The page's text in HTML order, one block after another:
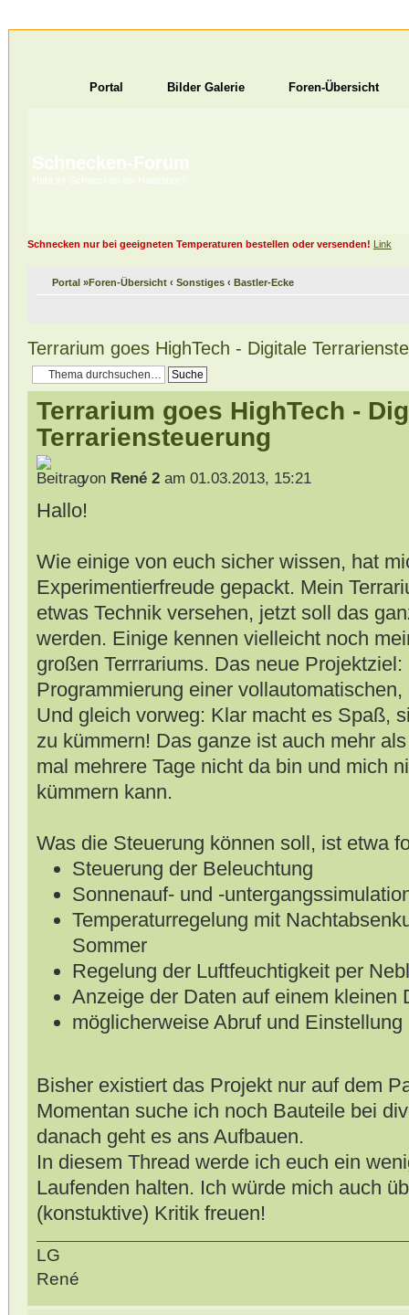
Portal Bilder Galerie Foren-Übersicht
Schnecken-Forum
Habt ihr Schnecken als Haustiere?
Schnecken nur bei geeigneten Temperaturen bestellen oder versenden! Link
Portal»Foren-Übersicht ‹ Sonstiges ‹ Bastler-Ecke
Terrarium goes HighTech - Digitale
Terrarium goes HighTech -
Terrariensteuerung
von René 2am 01.03.2013, 15:21
Hallo!
Wie einige von euch sicher wissen, hat
Experimentierfreude gepackt. Mein
etwas Technik versehen, jetzt soll das
werden. Einige kennen vielleicht noch
großen Terrrariums. Das neue
Programmierung einer
Und gleich vorweg: Klar macht es Spaß,
zu kümmern! Das ganze ist auch mehr
mal mehrere Tage nicht da bin und mich
kümmern kann.
Was die Steuerung können soll, ist etwa
Steuerung der Beleuchtung
Sonnenauf- und -
Temperaturregelung mit
Sommer
Regelung der Luftfeuchtigkeit per
Anzeige der Daten auf einem kleinen
möglicherweise Abruf und
Bisher existiert das Projekt nur auf dem
Momentan suche ich noch Bauteile bei
danach geht es ans Aufbauen.
In diesem Thread werde ich euch ein
Laufenden halten. Ich würde mich auch
(konstuktive) Kritik freuen!
LG
René